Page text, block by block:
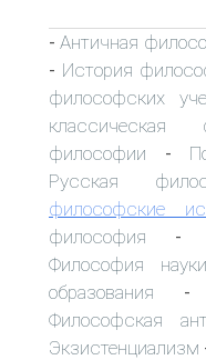
-Античная
- История
философских
классическая
философии -
Русская
философские
философия -
Философия
образования
Философская
Экзистенциализм